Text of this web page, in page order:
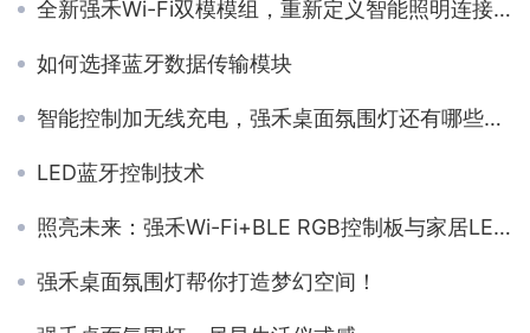
全新强禾Wi-Fi双模模组，重新定义智能照明连接方式！
如何选择蓝牙数据传输模块
智能控制加无线充电，强禾桌面氛围灯还有哪些鲜科技？
LED蓝牙控制技术
照亮未来：强禾Wi-Fi+BLE RGB控制板与家居LED照明完美交融
强禾桌面氛围灯帮你打造梦幻空间！